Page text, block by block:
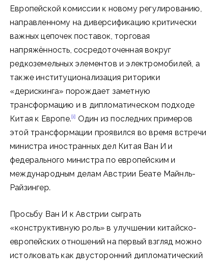
Европейской комиссии к новому регулированию,
направленному на диверсификацию критически
важных цепочек поставок, торговая
напряжённость, сосредоточенная вокруг
редкоземельных элементов и электромобилей, а
также институционализация риторики
«дерискинга» порождает заметную
трансформацию и в дипломатическом подходе
Китая к Европе.[i] Один из последних примеров
этой трансформации проявился во время встречи
министра иностранных дел Китая Ван И и
федерального министра по европейским и
международным делам Австрии Беате Майнль-
Райзингер.
Просьбу Ван И к Австрии сыграть
«конструктивную роль» в улучшении китайско-
европейских отношений на первый взгляд можно
истолковать как двусторонний дипломатический